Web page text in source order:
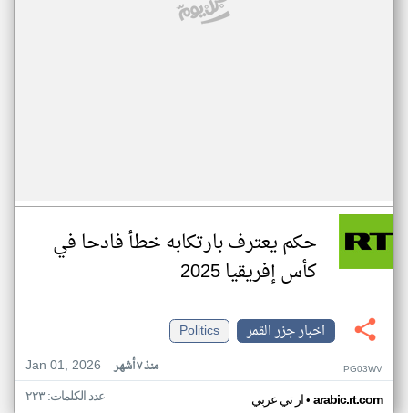
حكم يعترف بارتكابه خطأ فادحا في
كأس إفريقيا 2025
اخبار جزر القمر
Politics
Jan 01, 2026
منذ ٧ أشهر PG03WV
ار تي عربي• arabic.rt.com عدد الكلمات: ٢٢٣